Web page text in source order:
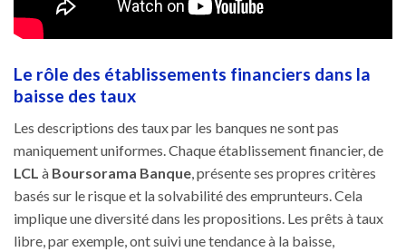
Le rôle des établissements financiers dans la
baisse des taux
Les descriptions des taux par les banques ne sont pas
maniquement uniformes. Chaque établissement financier, de
LCL à Boursorama Banque , présente ses propres critères
basés sur le risque et la solvabilité des emprunteurs. Cela
implique une diversité dans les propositions. Les prêts à taux
libre, par exemple, ont suivi une tendance à la baisse,